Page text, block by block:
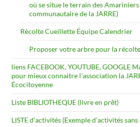
où se situe le terrain des
communautaire de la JARRE)
Récolte Cueillette Équipe Calendrier
Proposer votre arbre pour la récolte
liens FACEBOOK, YOUTUBE, GOOGLE
pour mieux connaitre l’association la
Écocitoyenne
Liste BIBLIOTHEQUE (livre en prêt)
LISTE d’activités (Exemple d’activités